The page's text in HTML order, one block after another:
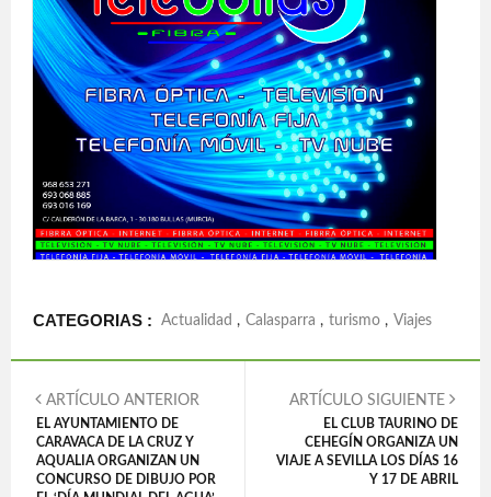
CATEGORIAS : Actualidad , Calasparra , turismo , Viajes
ARTÍCULO ANTERIOR
EL AYUNTAMIENTO DE
CARAVACA DE LA CRUZ Y
AQUALIA ORGANIZAN UN
CONCURSO DE DIBUJO POR
ARTÍCULO SIGUIENTE
EL CLUB TAURINO DE
CEHEGÍN ORGANIZA UN
VIAJE A SEVILLA LOS DÍAS 16
Y 17 DE ABRIL